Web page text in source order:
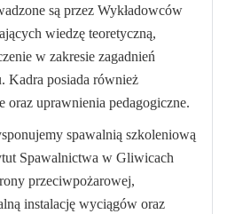
są przez Wykładowców
wiedzę teoretyczną,
w zakresie zagadnień
Kadra posiada również
oraz uprawnienia pedagogiczne.
spawalnią szkoleniową
Spawalnictwa w Gliwicach
przeciwpożarowej,
instalację wyciągów oraz